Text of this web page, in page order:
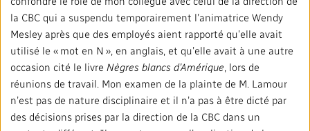
la CBC qui a suspendu temporairement l’animatrice Wendy
Mesley après que des employés aient rapporté qu’elle avait
utilisé le « mot en N », en anglais, et qu’elle avait à une autre
occasion cité le livre Nègres blancs d’Amérique , lors de
réunions de travail. Mon examen de la plainte de M. Lamour
n’est pas de nature disciplinaire et il n’a pas à être dicté par
des décisions prises par la direction de la CBC dans un